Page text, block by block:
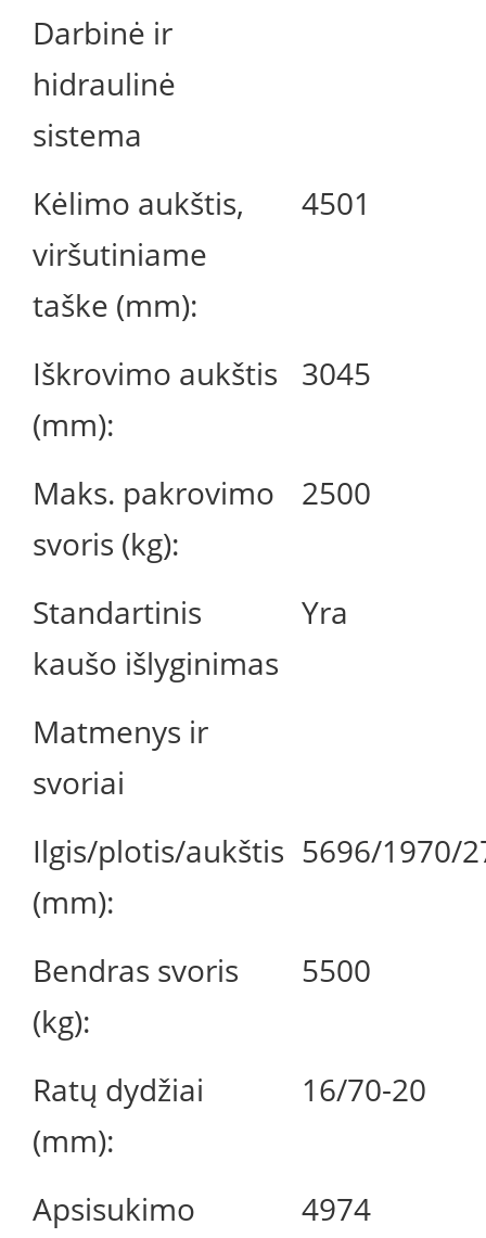
Darbinė ir
hidraulinė
sistema
Kėlimo aukštis,
viršutiniame
taške (mm):
4501
Iškrovimo aukštis
(mm):
3045
Maks. pakrovimo
svoris (kg):
2500
Standartinis
kaušo išlyginimas
Yra
Matmenys ir
svoriai
Ilgis/plotis/aukštis
(mm):
5696/1970/
Bendras svoris
(kg):
5500
Ratų dydžiai
(mm):
16/70-20
Apsisukimo
4974